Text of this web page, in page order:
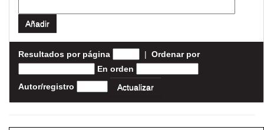
Resultados por página | Ordenar por
En orden
Autor/registro